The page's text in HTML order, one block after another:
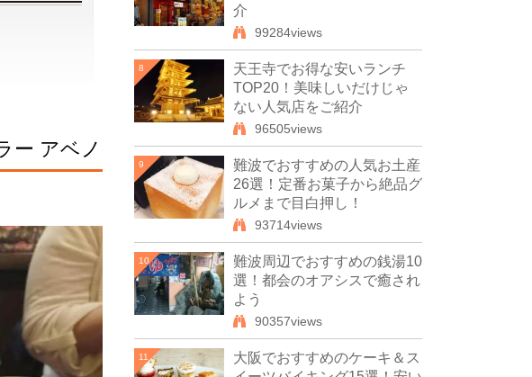
ー アベノ
介
99284views
8
天王寺でお得な安いランチ
TOP20！美味しいだけじゃ
ない人気店をご紹介
96505views
9
難波でおすすめの人気お土産
26選！定番お菓子から絶品グ
ルメまで目白押し！
93714views
10
難波周辺でおすすめの銭湯10
選！都会のオアシスで癒され
よう
90357views
11
大阪でおすすめのケーキ＆ス